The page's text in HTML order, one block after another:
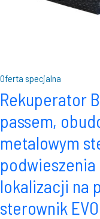
Oferta specjalna
Rekuperator
passem,
metalowym
lokalizacji na
sterownik